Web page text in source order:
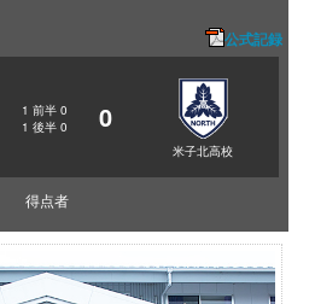
公式記録
1 前半 0
1 後半 0 0
米子北高校
得点者